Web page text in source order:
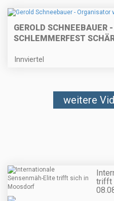
GEROLD SCHNEEBAUER
SCHLEMMERFEST
Innviertel
weitere
trifft